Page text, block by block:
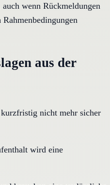
wenn Rückmeldungen
aus der
nicht mehr sicher
wird eine